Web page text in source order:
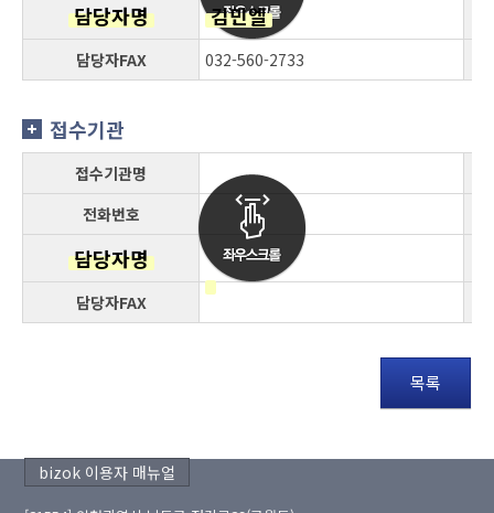
담당자명 김민엘
담당자FAX 032-560-2733
접수기관
접수기관명
전화번호
담당자명
담당자FAX
목록
bizok 이용자 매뉴얼